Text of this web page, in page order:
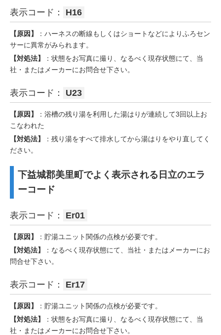
表示コード： H16
【原因】
：ハーネスの断線もしくはショートなどによりふろセン
サーに異常がみられます。
【対処法】
：状態をお写真に撮り、なるべく現存状態にて、当
社・またはメーカーにお問合せ下さい。
表示コード： U23
【原因】
：浴槽の残り湯を利用した湯はりが連続して3回以上お
こなわれた
【対処法】
：残り湯をすべて排水してから湯はりをやり直してく
ださい。
下益城郡美里町でよく表示される日立のエラ
ーコード
表示コード： Er01
【原因】
：貯湯ユニット関係の点検が必要です。
【対処法】
：なるべく現存状態にて、当社・またはメーカーにお
問合せ下さい。
表示コード： Er17
【原因】
：貯湯ユニット関係の点検が必要です。
【対処法】
：状態をお写真に撮り、なるべく現存状態にて、当
社・またはメーカーにお問合せ下さい。